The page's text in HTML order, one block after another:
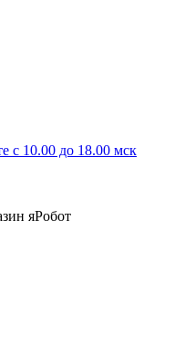
с 10.00 до 18.00 мск
яРобот